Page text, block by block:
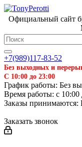
Официальный сайт
+7(989)117-83-52
Без выходных и
С 10:00 до 23:00
График работы: Без
Время работы: с 10:00
Заказы принимаются:
Заказать звонок